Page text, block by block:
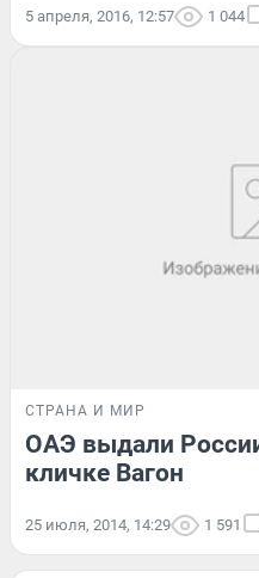
5 апреля, 2016, 12:57 1 044
СТРАНА И МИР
ОАЭ выдали
кличке Вагон
25 июля, 2014, 14:29 1 591